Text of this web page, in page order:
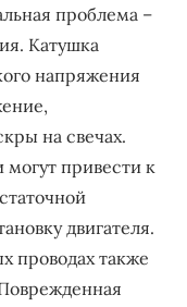
проблема –
Катушка
напряжения
на свечах.
привести к
двигателя.
проводах также